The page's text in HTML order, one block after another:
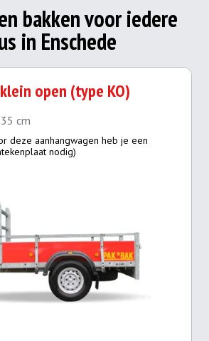
bakken voor iedere
in Enschede
open (type KO)
cm
deze aanhangwagen heb je een
nodig)